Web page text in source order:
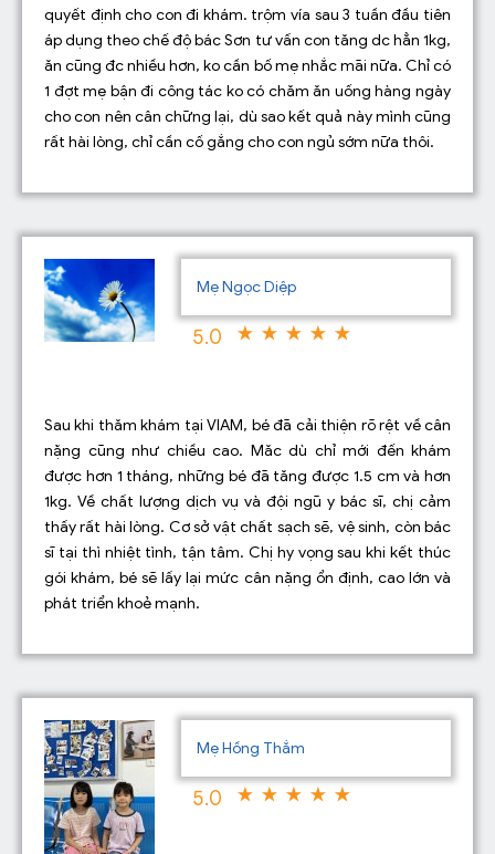
quyết định cho con đi khám. trộm vía sau 3 tuần đầu tiên
áp dụng theo chế độ bác Sơn tư vấn con tăng dc hẳn 1kg,
ăn cũng đc nhiều hơn, ko cần bố mẹ nhắc mãi nữa. Chỉ có
1 đợt mẹ bận đi công tác ko có chăm ăn uống hàng ngày
cho con nên cân chững lại, dù sao kết quả này mình cũng
rất hài lòng, chỉ cần cố gắng cho con ngủ sớm nữa thôi.
Mẹ Ngọc Diệp
5.0
Sau khi thăm khám tại VIAM, bé đã cải thiện rõ rệt về cân
nặng cũng như chiều cao. Măc dù chỉ mới đến khám
được hơn 1 tháng, những bé đã tăng được 1.5 cm và hơn
1kg. Về chất lượng dịch vụ và đội ngũ y bác sĩ, chị cảm
thấy rất hài lòng. Cơ sở vật chất sạch sẽ, vệ sinh, còn bác
sĩ tại thì nhiệt tình, tận tâm. Chị hy vọng sau khi kết thúc
gói khám, bé sẽ lấy lại mức cân nặng ổn định, cao lớn và
phát triển khoẻ mạnh.
Mẹ Hồng Thắm
5.0